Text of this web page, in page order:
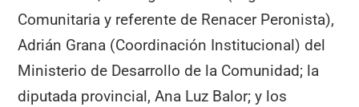
Comunitaria y referente de Renacer Peronista),
Adrián Grana (Coordinación Institucional) del
Ministerio de Desarrollo de la Comunidad; la
diputada provincial, Ana Luz Balor; y los